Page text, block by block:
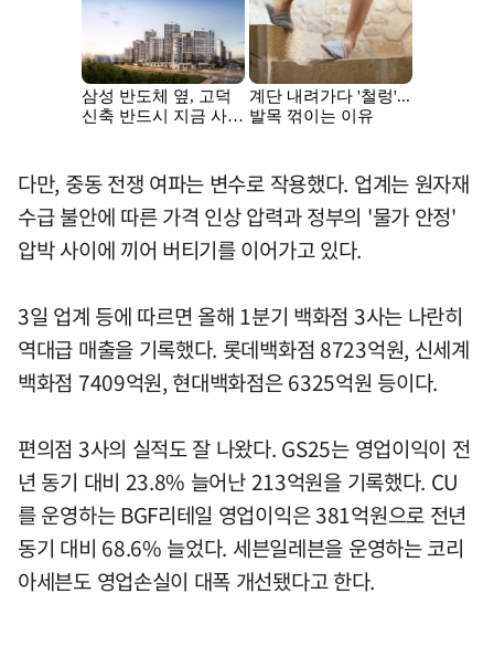
다만, 중동 전쟁 여파는 변수로 작용했다. 업계는 원자재
수급 불안에 따른 가격 인상 압력과 정부의 '물가 안정'
압박 사이에 끼어 버티기를 이어가고 있다.
3일 업계 등에 따르면 올해 1분기 백화점 3사는 나란히
역대급 매출을 기록했다. 롯데백화점 8723억원, 신세계
백화점 7409억원, 현대백화점은 6325억원 등이다.
편의점 3사의 실적도 잘 나왔다. GS25는 영업이익이 전
년 동기 대비 23.8% 늘어난 213억원을 기록했다. CU
를 운영하는 BGF리테일 영업이익은 381억원으로 전년
동기 대비 68.6% 늘었다. 세븐일레븐을 운영하는 코리
아세븐도 영업손실이 대폭 개선됐다고 한다.